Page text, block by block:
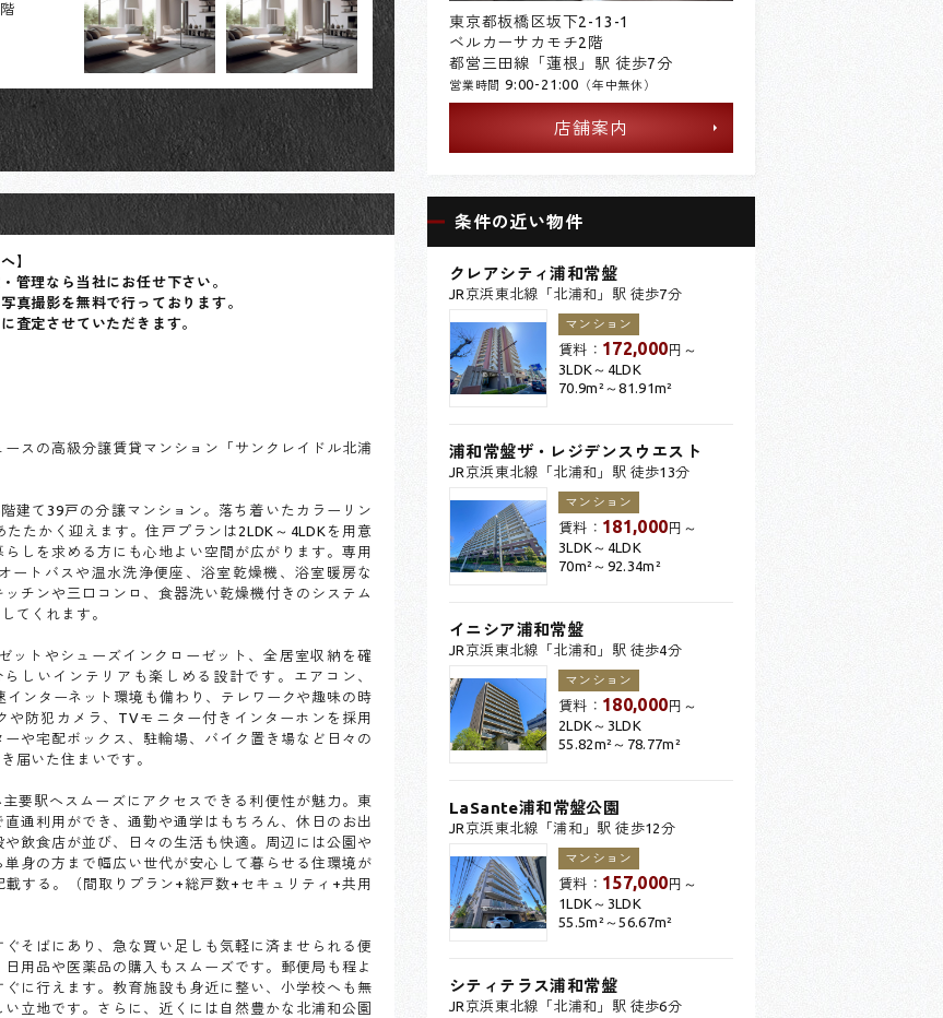
】
管理なら当社にお任せ下さい。
真撮影を無料で行っております。
査定させていただきます。
スの高級分譲賃貸マンション「サンクレイドル北浦
建て39戸の分譲マンション。落ち着いたカラーリン
たかく迎えます。住戸プランは2LDK～4LDKを用意
しを求める方にも心地よい空間が広がります。専用
ートバスや温水洗浄便座、浴室乾燥機、浴室暖房な
チンや三口コンロ、食器洗い乾燥機付きのシステム
てくれます。
ットやシューズインクローゼット、全居室収納を確
しいインテリアも楽しめる設計です。エアコン、
ンターネット環境も備わり、テレワークや趣味の時
や防犯カメラ、TVモニター付きインターホンを採用
や宅配ボックス、駐輪場、バイク置き場など日々の
届いた住まいです。
要駅へスムーズにアクセスできる利便性が魅力。東
通利用ができ、通勤や通学はもちろん、休日のお出
飲食店が並び、日々の生活も快適。周辺には公園や
身の方まで幅広い世代が安心して暮らせる住環境が
する。（間取りプラン+総戸数+セキュリティ+共用
そばにあり、急な買い足しも気軽に済ませられる便
用品や医薬品の購入もスムーズです。郵便局も程よ
に行えます。教育施設も身近に整い、小学校へも無
立地です。さらに、近くには自然豊かな北浦和公園
東京都板橋区坂下2-13-1
ベルカーサカモチ2階
都営三田線「蓮根」駅 徒歩7分
営業時間 9:00-21:00 （年中無休）
店舗案内
条件の近い物件
クレアシティ浦和常盤
JR京浜東北線「北浦和」駅 徒歩7分
マンション
賃料： 172,000円～
3LDK～4LDK
70.9m²～81.91m²
浦和常盤ザ・レジデンスウエスト
JR京浜東北線「北浦和」駅 徒歩13分
マンション
賃料： 181,000円～
3LDK～4LDK
70m²～92.34m²
イニシア浦和常盤
JR京浜東北線「北浦和」駅 徒歩4分
マンション
賃料： 180,000円～
2LDK～3LDK
55.82m²～78.77m²
LaSante浦和常盤公園
JR京浜東北線「浦和」駅 徒歩12分
マンション
賃料： 157,000円～
1LDK～3LDK
55.5m²～56.67m²
シティテラス浦和常盤
JR京浜東北線「北浦和」駅 徒歩6分